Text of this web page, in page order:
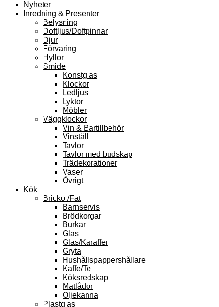
Nyheter
Inredning & Presenter
Belysning
Doftljus/Doftpinnar
Djur
Förvaring
Hyllor
Smide
Konstglas
Klockor
Ledljus
Lyktor
Möbler
Väggklockor
Vin & Bartillbehör
Vinställ
Tavlor
Tavlor med budskap
Trädekorationer
Vaser
Övrigt
Kök
Brickor/Fat
Barnservis
Brödkorgar
Burkar
Glas
Glas/Karaffer
Gryta
Hushållspappershållare
Kaffe/Te
Köksredskap
Matlådor
Oljekanna
Plastglas